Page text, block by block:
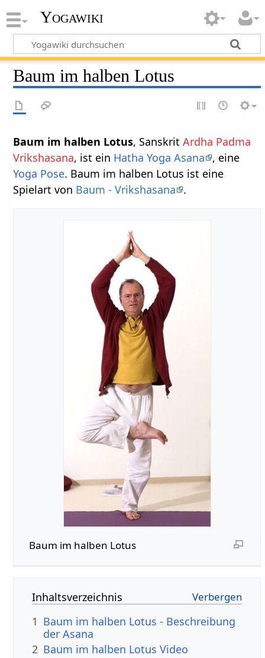
Yogawiki
Baum im halben Lotus
Baum im halben Lotus, SanskritArdha Padma
Vrikshasana, ist ein Hatha Yoga Asana
, eine
Yoga Pose. Baum im halben Lotus ist eine
Spielart von Baum - Vrikshasana .
Baum im halben Lotus
Inhaltsverzeichnis
1 Baum im halben Lotus - Beschreibung
der Asana
2 Baum im halben Lotus Video